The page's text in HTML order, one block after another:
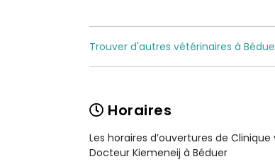
Trouver d'autres vétérinaires à
Horaires
Les horaires d’ouvertures de
Docteur Kiemeneij à Béduer